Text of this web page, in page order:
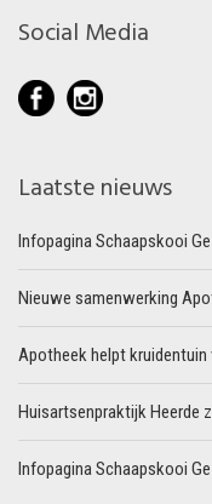
Social Media
Laatste nieuws
Infopagina Schaapskooi
Nieuwe samenwerking
Apotheek helpt kruidentuin
Huisartsenpraktijk Heerde
Infopagina Schaapskooi